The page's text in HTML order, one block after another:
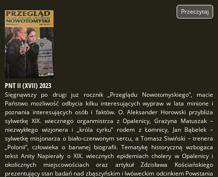
Przeczytaj
PNT II (XVII) 2023
Sięgnąwszy po drugi już rocznik „Przeglądu Nowotomyskiego”, macie
Państwo możliwość odbycia kilku interesujących wypraw w lata minione i
poznania interesujących osób i faktów. O. Aleksander Horowski przybliża
sylwetkę XIX. wiecznego organmistrza z Opalenicy, Grażyna Matuszak –
niezwykłego wizjonera i „króla cyrku” rodem z Łomnicy, Jan Bąbelek –
sylwetkę misjonarza o biało-czerwonym sercu, a Tomasz Siwiński – trenera
„Polonii”, człowieka o barwnej biografii. Tematykę historyczną wzbogaca
tekst Anity Napierały o XIX. wiecznych epidemiach cholery w Opalenicy i
okolicznych miejscowościach oraz artykuł Zdzisława Kościańskiego
prezentujący stan badań nad zbąszyńskim i lwóweckim odcinkiem Powstania